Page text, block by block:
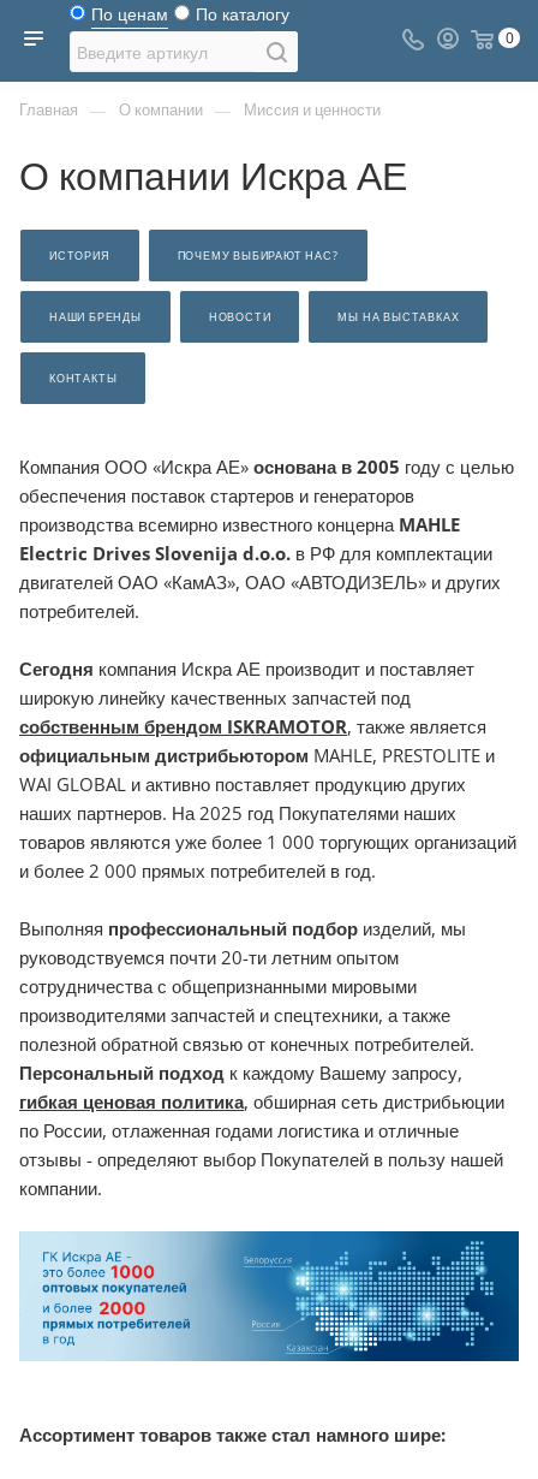
По ценам По каталогу
0
Главная — О компании — Миссия и ценности
О компании Искра АЕ
ИСТОРИЯ ПОЧЕМУ ВЫБИРАЮТ НАС?
НАШИ БРЕНДЫ НОВОСТИ МЫ НА ВЫСТАВКАХ
КОНТАКТЫ
Компания ООО «Искра АЕ» основана в 2005 году с целью
обеспечения поставок стартеров и генераторов
производства всемирно известного концерна MAHLE
Electric Drives Slovenija d.o.o. в РФ для комплектации
двигателей ОАО «КамАЗ», ОАО «АВТОДИЗЕЛЬ» и других
потребителей.
Сегодня компания Искра АЕ производит и поставляет
широкую линейку качественных запчастей под
собственным брендом ISKRAMOTOR, также является
официальным дистрибьютором MAHLE, PRESTOLITE и
WAI GLOBAL и активно поставляет продукцию других
наших партнеров. На 2025 год Покупателями наших
товаров являются уже более 1 000 торгующих организаций
и более 2 000 прямых потребителей в год.
Выполняя профессиональный подбор изделий, мы
руководствуемся почти 20-ти летним опытом
сотрудничества с общепризнанными мировыми
производителями запчастей и спецтехники, а также
полезной обратной связью от конечных потребителей.
Персональный подход к каждому Вашему запросу,
гибкая ценовая политика, обширная сеть дистрибьюции
по России, отлаженная годами логистика и отличные
отзывы - определяют выбор Покупателей в пользу нашей
компании.
Ассортимент товаров также стал намного шире: